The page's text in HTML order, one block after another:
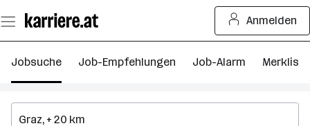
Seiteninhalt
springen
Anmelden
Jobsuche Job-Empfehlungen Job-Alarm Merkliste